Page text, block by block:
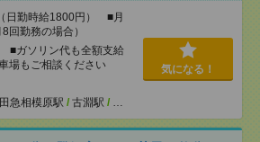
日勤時給1800円） ■月
回勤務の場合）
■ガソリン代も全額支給
場もご相談ください
急相模原駅 / 古淵駅 / …
気になる！